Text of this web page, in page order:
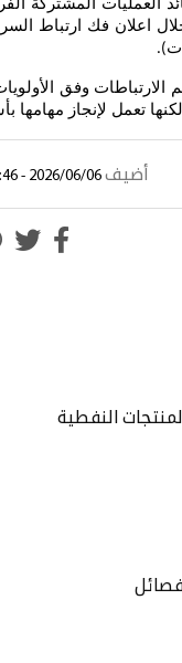
اعلان فك ارتباط
).
وفق
تعمل لإنجاز مهامها
أضيف 2026/06/06 - 2:46 AM
النفطية